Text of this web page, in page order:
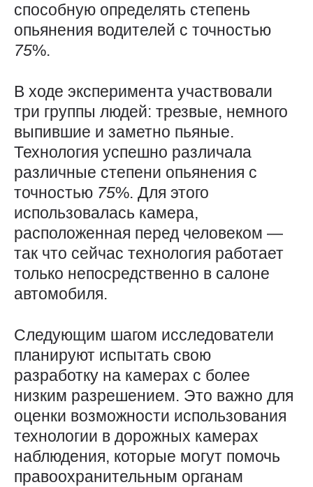
способную определять степень
опьянения водителей с точностью
75%.
В ходе эксперимента участвовали
три группы людей: трезвые, немного
выпившие и заметно пьяные.
Технология успешно различала
различные степени опьянения с
точностью 75%. Для этого
использовалась камера,
расположенная перед человеком —
так что сейчас технология работает
только непосредственно в салоне
автомобиля.
Следующим шагом исследователи
планируют испытать свою
разработку на камерах с более
низким разрешением. Это важно для
оценки возможности использования
технологии в дорожных камерах
наблюдения, которые могут помочь
правоохранительным органам